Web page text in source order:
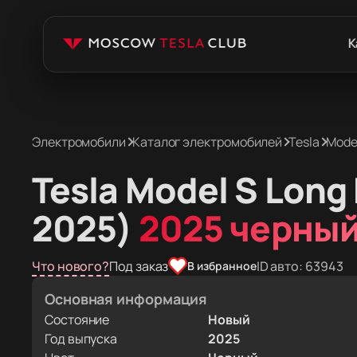
Электромобили Каталог электромобилей Tesla
Tesla Model S
2025) 2025
Что нового?Под заказ В избранноеID авто: 63943
Основная информация
Состояние
Новый
Год выпуска
2025